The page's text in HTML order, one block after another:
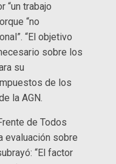
“un trabajo
“no
“El objetivo
sobre los
su
de los
la AGN.
de Todos
evaluación sobre
“El factor